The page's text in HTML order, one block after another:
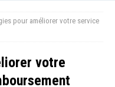
pour améliorer votre service
votre